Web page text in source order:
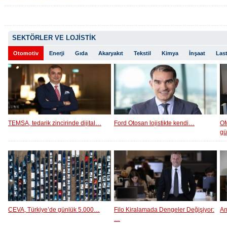
SEKTÖRLER VE LOJİSTİK
Otomotiv Enerji Gıda Akaryakıt Tekstil Kimya İnşaat
TEMSA, tedarik zincirinde dijital… Ford Otosan lojistikte kendi…
CEVA, Türkiye’de günlük 5.000…
Filo Kiralamada Dengeler Değişiyor:
…